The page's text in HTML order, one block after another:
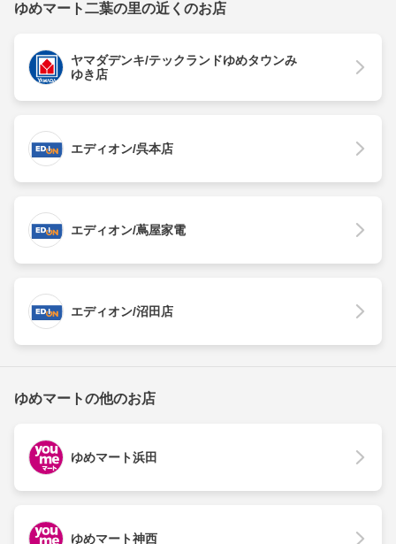
ゆめマート二葉の里の近くのお店
ヤマダデンキ/テックランドゆめタウンみ
ゆき店
エディオン/呉本店
エディオン/蔦屋家電
エディオン/沼田店
ゆめマートの他のお店
ゆめマート浜田
ゆめマート神西